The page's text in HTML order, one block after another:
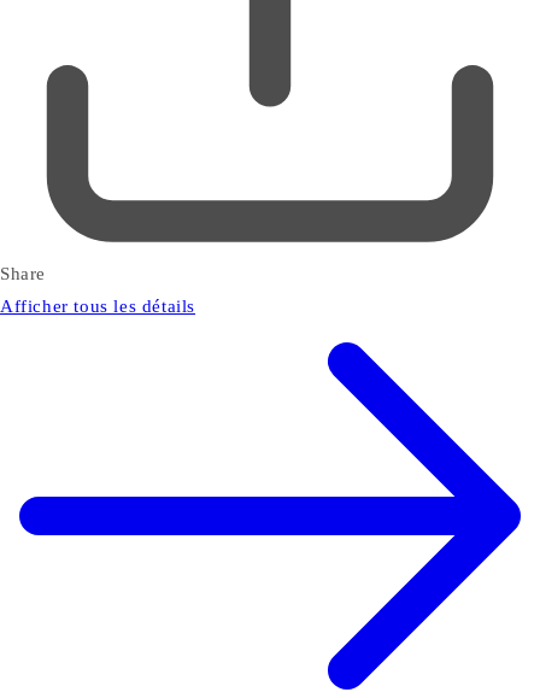
Share
Afficher tous les détails